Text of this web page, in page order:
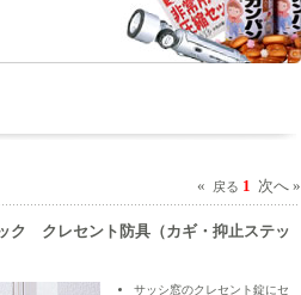
« 戻る 1 次へ »
ク クレセント防具（カギ・抑止ステッ
サッシ窓のクレセント錠にセ